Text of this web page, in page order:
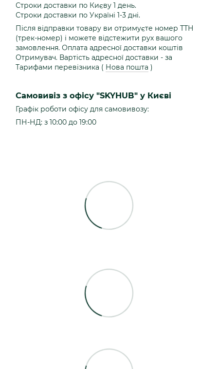
Строки доставки по Києву 1 день.
Строки доставки по Україні 1-3 дні.
Після відправки товару ви отримуєте номер ТТН
(трек-номер) і можете відстежити рух вашого
замовлення. Оплата адресної доставки коштів
Отримувач. Вартість адресної доставки - за
Тарифами перевізника ( Нова пошта )
Самовивіз з офісу "SKYHUB" у Києві
Графік роботи офісу для самовивозу:
ПН-НД: з 10:00 до 19:00